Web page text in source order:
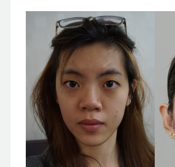
ร่างกาย-สัดส่วน
ศัลยกรรมผู้ชาย
แผนกผิวหนัง
แผนกศัลยกรรมจุดซ่อนเร้น
เครื่องสำอาง
let-me-in